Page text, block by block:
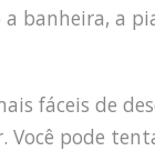
banheira, a
fáceis de
pode